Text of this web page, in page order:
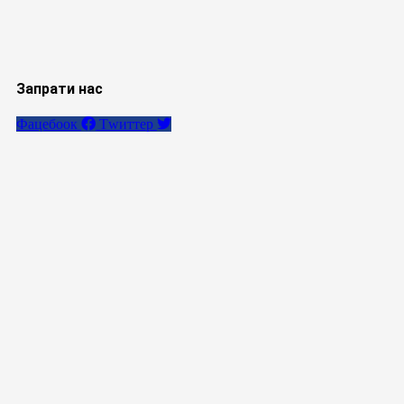
Запрати нас
Фацебоок Тwиттер